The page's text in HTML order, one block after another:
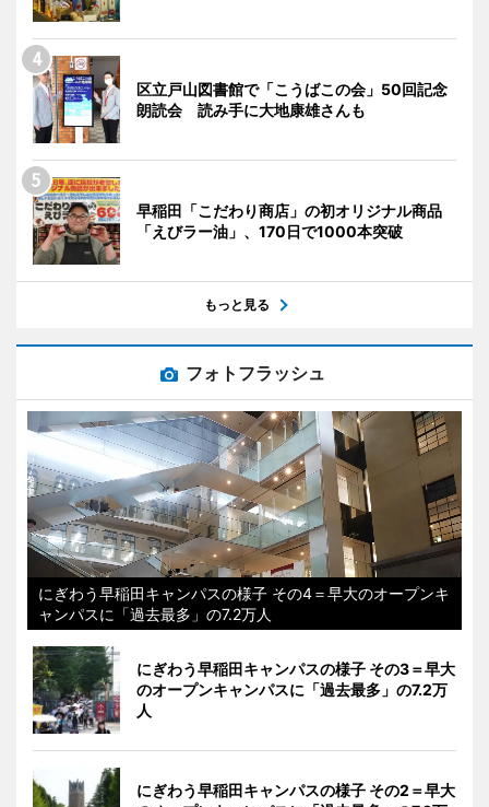
区立戸山図書館で「こうばこの会」50回記念
朗読会 読み手に大地康雄さんも
早稲田「こだわり商店」の初オリジナル商品
「えびラー油」、170日で1000本突破
もっと見る
フォトフラッシュ
にぎわう早稲田キャンパスの様子 その4＝早大のオープンキ
ャンパスに「過去最多」の7.2万人
にぎわう早稲田キャンパスの様子 その3＝早大
のオープンキャンパスに「過去最多」の7.2万
人
にぎわう早稲田キャンパスの様子 その2＝早大